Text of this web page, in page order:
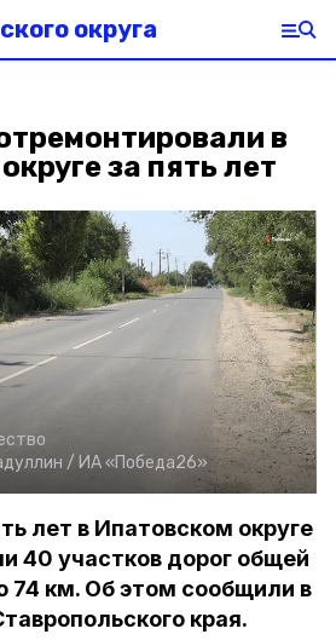
округа
в
за пять лет
/ ИА «Победа26»
лет в Ипатовском округе
40 участков дорог общей
74 км. Об этом сообщили в
края.